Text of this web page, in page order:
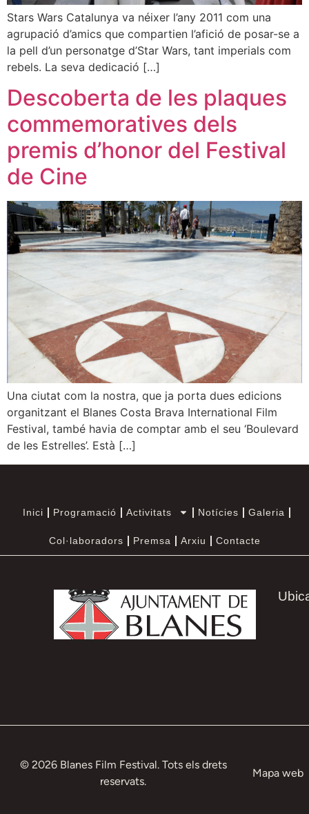
Stars Wars Catalunya va néixer l’any 2011 com una
agrupació d’amics que compartien l’afició de posar-se a
la pell d’un personatge d’Star Wars, tant imperials com
rebels. La seva dedicació […]
Descoberta de les plaques
commemoratives dels
premis d’honor del Festival
de Cine
Una ciutat com la nostra, que ja porta dues edicions
organitzant el Blanes Costa Brava International Film
Festival, també havia de comptar amb el seu ‘Boulevard
de les Estrelles’. Està […]
Inici Programació Activitats Notícies Galeria
Col·laboradors Premsa Arxiu Contacte
© 2026 Blanes Film Festival. Tots els drets
reservats.
Mapa web